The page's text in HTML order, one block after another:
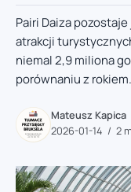
Pairi Daiza
atrakcji
niemal 2,9 miliona
porównaniu z
Mateusz Kapica
2026-01-14
2